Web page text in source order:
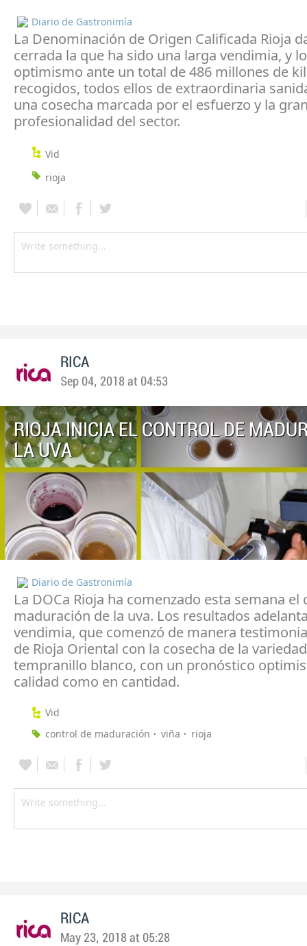
Diario de Gastronimía
La Denominación de Origen Calificada Rioja
cerrada la que ha sido una larga vendimia, y
optimismo ante un total de 486 millones de
recogidos, todos ellos de extraordinaria
una cosecha marcada por el esfuerzo y la
profesionalidad del sector.
Vid
rioja
RICA
Sep 04, 2018 at 04:53
RIOJA INICIA EL CONTROL DE
LA UVA
Diario de Gastronimía
La DOCa Rioja ha comenzado esta semana el
maduración de la uva. Los resultados
vendimia, que comenzó de manera
de Rioja Oriental con la cosecha de la variedad
tempranillo blanco, con un pronóstico
calidad como en cantidad.
Vid
control de maduración
viña rioja
RICA
May 23, 2018 at 05:28